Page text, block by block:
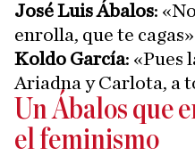
José Luis Ábalos:
enrolla, que te
Koldo García: «Pues
Ariadna y Carlota, a
Un Ábalos que
el feminismo